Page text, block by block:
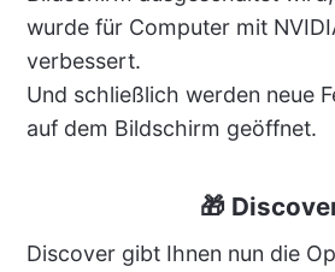
wurde für Computer mit
verbessert.
Und schließlich werden neue
auf dem Bildschirm geöffnet.
🎁
Discover gibt Ihnen nun die